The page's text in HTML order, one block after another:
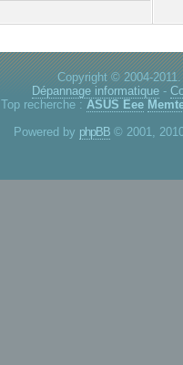
Copyright © 2004-
Dépannage informatique -
Top recherche : ASUS Eee
Powered by phpBB © 2001,